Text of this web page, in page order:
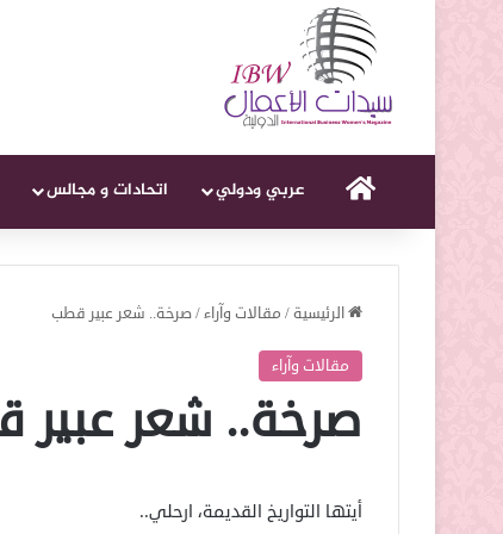
الرئيسيةعربي ودولي اتحادات و مجالس
الرئيسية/ مقالات وآراء/صرخة.. شعر عبير قطب
مقالات وآراء
صرخة.. شعر
أيتها التواريخ القديمة، ارحلي..